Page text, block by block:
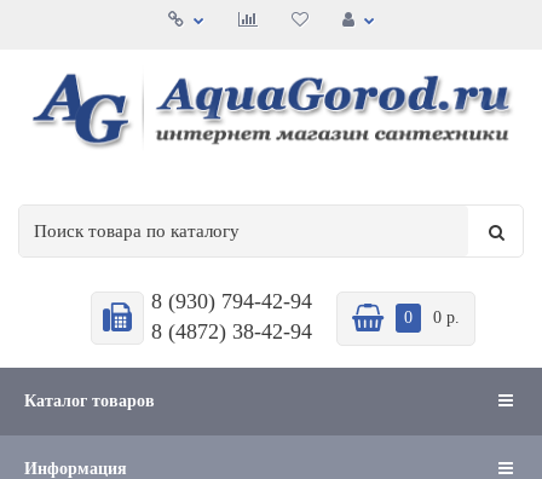
8 (930) 794-42-94
8 (4872) 38-42-94
0 0 р.
Каталог товаров
Информация